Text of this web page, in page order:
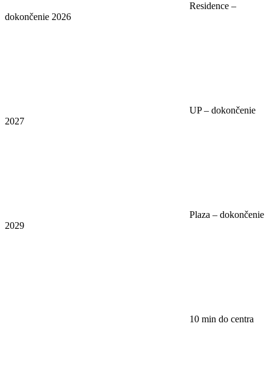
Residence –
dokončenie 2026
UP – dokončenie
2027
Plaza – dokončenie
2029
10 min do centra